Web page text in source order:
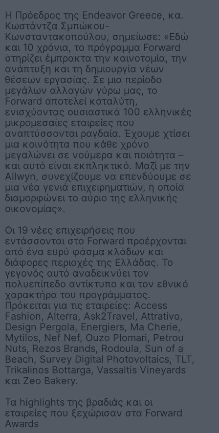
Η Πρόεδρος της Endeavor Greece, κα.
Κωστάντζα Σμπώκου-
Κωνσταντακοπούλου, σημείωσε: «Εδώ
και 10 χρόνια, το πρόγραμμα Forward
στηρίζει έμπρακτα την καινοτομία, την
ανάπτυξη και τη δημιουργία νέων
θέσεων εργασίας. Σε μια περίοδο
μεγάλων αλλαγών γύρω μας, το
Forward αποτελεί καταλύτη,
ενισχύοντας ουσιαστικά 100 ελληνικές
μικρομεσαίες εταιρείες που
αναπτύσσονται ραγδαία. Έχουμε χτίσει
μια κοινότητα που κάθε χρόνο
μεγαλώνει σε νούμερα και ποιότητα –
και αυτό είναι εκπληκτικό. Μαζί με την
Allwyn, συνεχίζουμε να επενδύουμε σε
μια νέα γενιά επιχειρηματιών, η οποία
διαμορφώνει το αύριο της ελληνικής
οικονομίας».
Οι 19 νέες επιχειρήσεις που
εντάσσονται στο Forward προέρχονται
από ένα ευρύ φάσμα κλάδων και
διάφορες περιοχές της Ελλάδας. Το
γεγονός αυτό αναδεικνύει τον
πολυεπίπεδο αντίκτυπο και τον εθνικό
χαρακτήρα του προγράμματος.
Πρόκειται για τις εταιρείες: Access
Fashion, Alterra, Ask2Travel, Attrativo,
Design Pergola, Energiers, Ma Cherie,
Mytilos, Nef Nef, Ouzo Plomari, Petrou
Nuts, Rezos Brands, Rodoula, Sun of a
Beach, Survey Digital Photovoltaics, TLT,
Trikalinos Bottarga, Vassaltis Vineyards
και Zeo Bakery.
Τα highlights της βραδιάς και οι
εταιρείες που ξεχώρισαν στα Forward
Awards